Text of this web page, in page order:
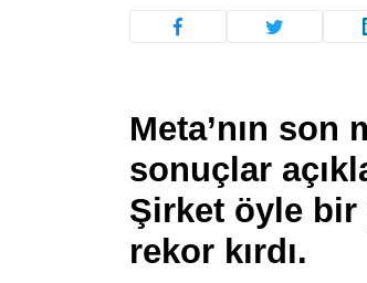
Meta’nın
sonuçlar
Şirket öyle bir
rekor kırdı.